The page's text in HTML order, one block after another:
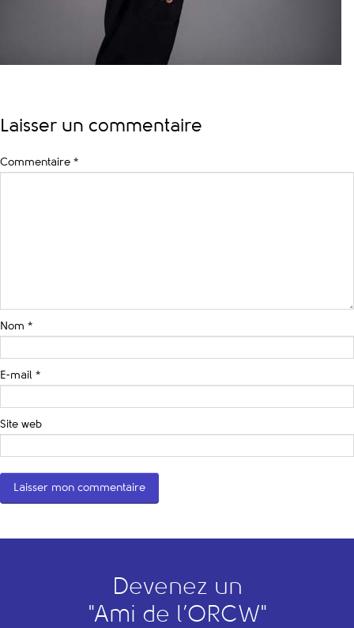
Laisser un commentaire
Commentaire *
Nom *
E-mail *
Site web
Devenez un
"Ami de l’ORCW"